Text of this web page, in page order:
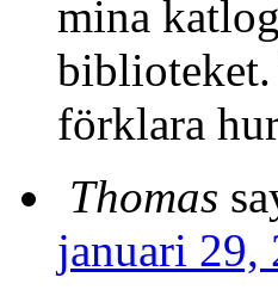
mina
biblioteket.
förklara
Thomas
januari 29,